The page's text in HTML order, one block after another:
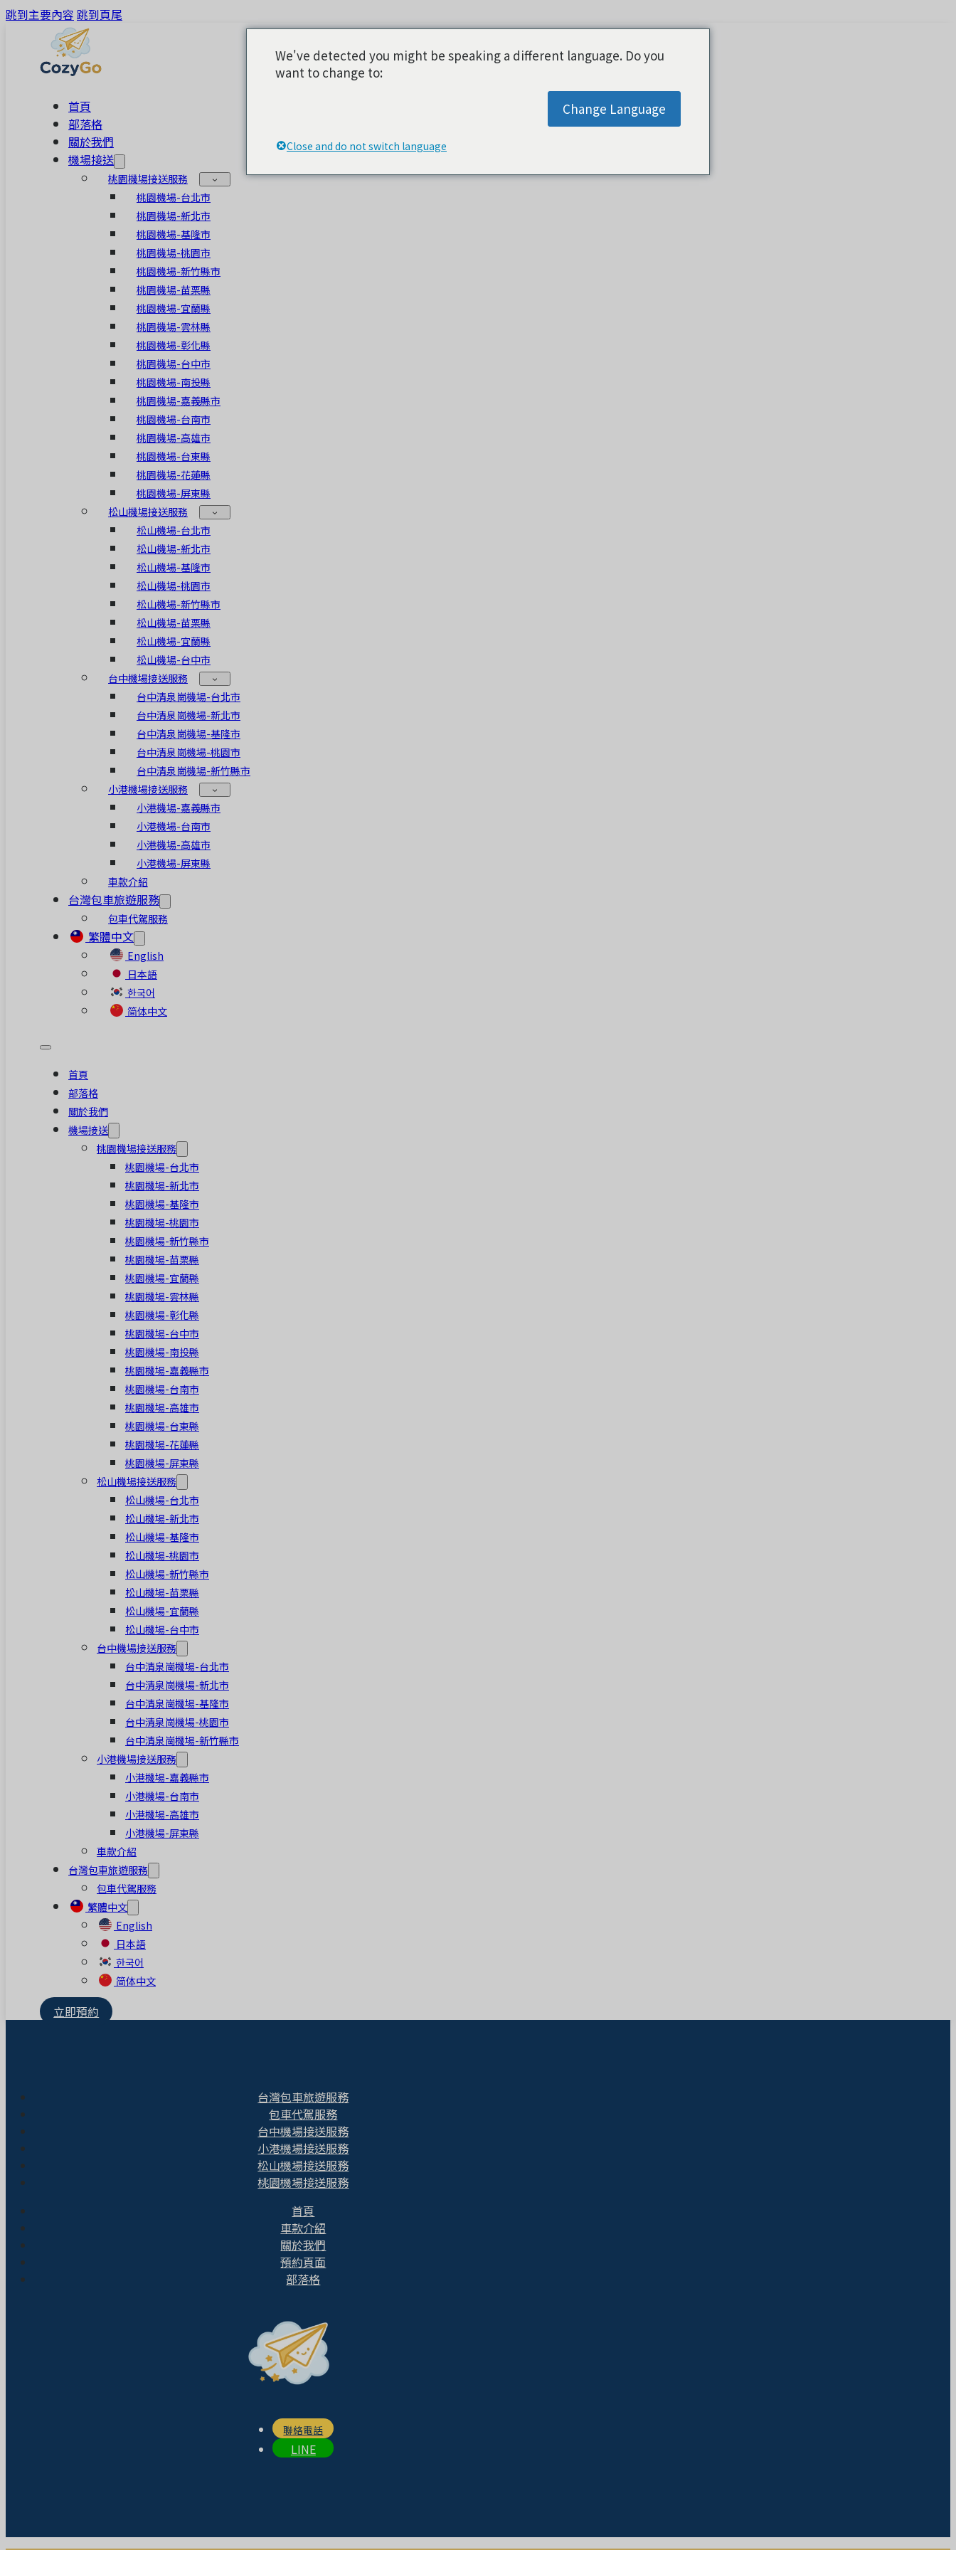
跳到主要內容 跳到頁尾
首頁
部落格
關於我們
機場接送
桃園機場接送服務
桃園機場-台北市
桃園機場-新北市
桃園機場-基隆市
桃園機場-桃園市
桃園機場-新竹縣市
桃園機場-苗栗縣
桃園機場-宜蘭縣
桃園機場-雲林縣
桃園機場-彰化縣
桃園機場-台中市
桃園機場-南投縣
桃園機場-嘉義縣市
桃園機場-台南市
桃園機場-高雄市
桃園機場-台東縣
桃園機場-花蓮縣
桃園機場-屏東縣
松山機場接送服務
松山機場-台北市
松山機場-新北市
松山機場-基隆市
松山機場-桃園市
松山機場-新竹縣市
松山機場-苗栗縣
松山機場-宜蘭縣
松山機場-台中市
台中機場接送服務
台中清泉崗機場-台北市
台中清泉崗機場-新北市
台中清泉崗機場-基隆市
台中清泉崗機場-桃園市
台中清泉崗機場-新竹縣市
小港機場接送服務
小港機場-嘉義縣市
小港機場-台南市
小港機場-高雄市
小港機場-屏東縣
車款介紹
台灣包車旅遊服務
包車代駕服務
繁體中文
English
日本語
한국어
简体中文
首頁
部落格
關於我們
機場接送
桃園機場接送服務
桃園機場-台北市
桃園機場-新北市
桃園機場-基隆市
桃園機場-桃園市
桃園機場-新竹縣市
桃園機場-苗栗縣
桃園機場-宜蘭縣
桃園機場-雲林縣
桃園機場-彰化縣
桃園機場-台中市
桃園機場-南投縣
桃園機場-嘉義縣市
桃園機場-台南市
桃園機場-高雄市
桃園機場-台東縣
桃園機場-花蓮縣
桃園機場-屏東縣
松山機場接送服務
松山機場-台北市
松山機場-新北市
松山機場-基隆市
松山機場-桃園市
松山機場-新竹縣市
松山機場-苗栗縣
松山機場-宜蘭縣
松山機場-台中市
台中機場接送服務
台中清泉崗機場-台北市
台中清泉崗機場-新北市
台中清泉崗機場-基隆市
台中清泉崗機場-桃園市
台中清泉崗機場-新竹縣市
小港機場接送服務
小港機場-嘉義縣市
小港機場-台南市
小港機場-高雄市
小港機場-屏東縣
車款介紹
台灣包車旅遊服務
包車代駕服務
繁體中文
English
日本語
한국어
简体中文
立即預約
台灣包車旅遊服務
包車代駕服務
台中機場接送服務
小港機場接送服務
松山機場接送服務
桃園機場接送服務
首頁
車款介紹
關於我們
預約頁面
部落格
聯絡電話
LINE
We've detected you might be speaking a different language. Do you
want to change to:
Change Language
Close and do not switch language